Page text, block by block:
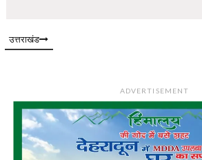
उत्तराखंड
ADVERTISEMENT